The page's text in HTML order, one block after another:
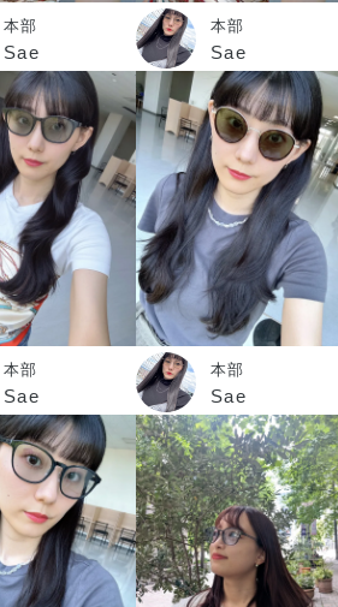
本部
Sae
本部
Sae
本部
Sae
本部
Sae